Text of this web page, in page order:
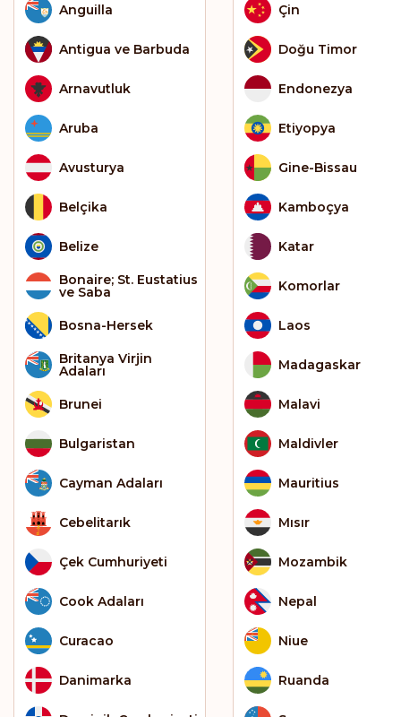
Anguilla
Antigua ve Barbuda
Arnavutluk
Aruba
Avusturya
Belçika
Belize
Bonaire; St. Eustatius
ve Saba
Bosna-Hersek
Britanya Virjin
Adaları
Brunei
Bulgaristan
Cayman Adaları
Cebelitarık
Çek Cumhuriyeti
Cook Adaları
Curacao
Danimarka
Çin
Doğu Timor
Endonezya
Etiyopya
Gine-Bissau
Kamboçya
Katar
Komorlar
Laos
Madagaskar
Malavi
Maldivler
Mauritius
Mısır
Mozambik
Nepal
Niue
Ruanda